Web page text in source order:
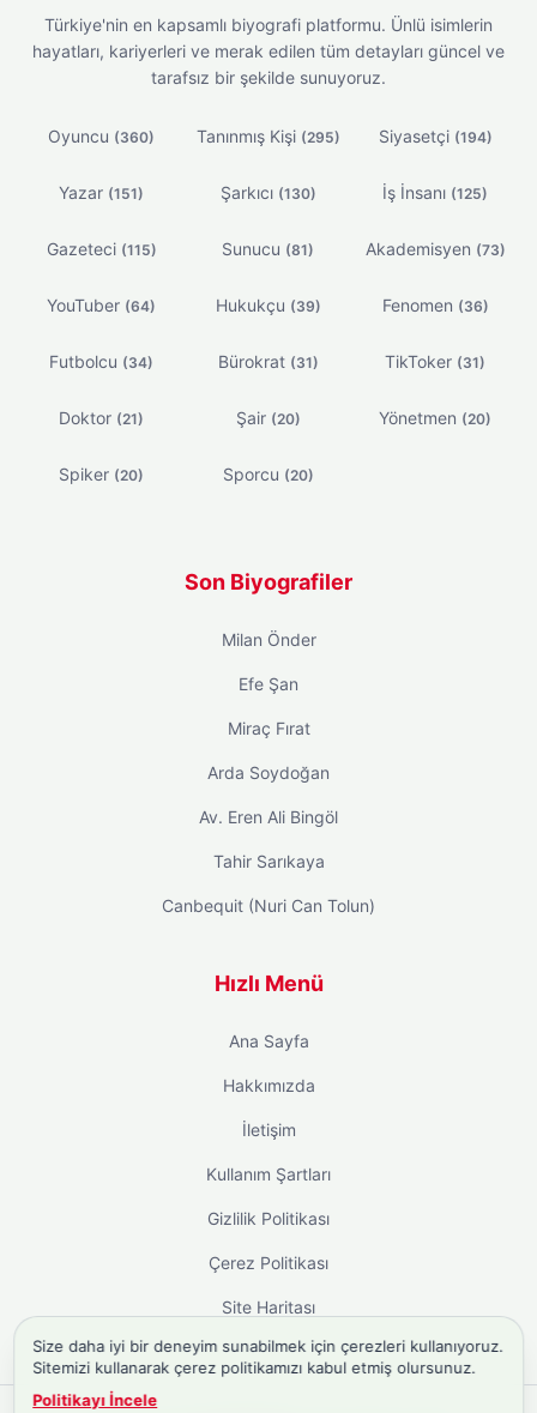
Türkiye'nin en kapsamlı biyografi platformu. Ünlü isimlerin
hayatları, kariyerleri ve merak edilen tüm detayları güncel ve
tarafsız bir şekilde sunuyoruz.
Oyuncu (360) Tanınmış Kişi (295) Siyasetçi (194)
Yazar (151) Şarkıcı (130) İş İnsanı (125)
Gazeteci (115) Sunucu (81) Akademisyen (73)
YouTuber (64) Hukukçu (39) Fenomen (36)
Futbolcu (34) Bürokrat (31) TikToker (31)
Doktor (21) Şair (20) Yönetmen (20)
Spiker (20) Sporcu (20)
Son Biyografiler
Milan Önder
Efe Şan
Miraç Fırat
Arda Soydoğan
Av. Eren Ali Bingöl
Tahir Sarıkaya
Canbequit (Nuri Can Tolun)
Hızlı Menü
Ana Sayfa
Hakkımızda
İletişim
Kullanım Şartları
Gizlilik Politikası
Çerez Politikası
Site Haritası
Size daha iyi bir deneyim sunabilmek için çerezleri kullanıyoruz.
Sitemizi kullanarak çerez politikamızı kabul etmiş olursunuz.
Politikayı İncele